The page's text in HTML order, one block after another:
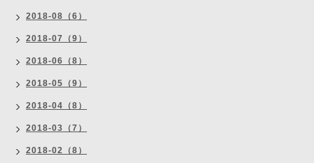
2018-08（6）
2018-07（9）
2018-06（8）
2018-05（9）
2018-04（8）
2018-03（7）
2018-02（8）